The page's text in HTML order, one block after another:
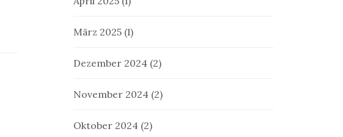
März 2025 (1)
Dezember 2024 (2)
November 2024 (2)
Oktober 2024 (2)